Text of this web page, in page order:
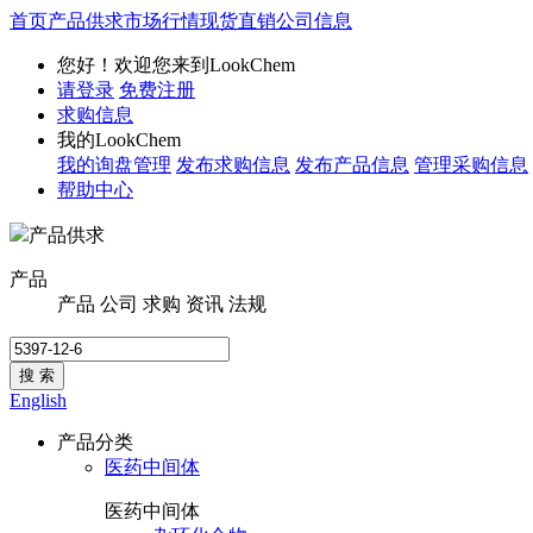
首页产品供求市场行情现货直销公司信息
您好！欢迎您来到LookChem
请登录 免费注册
求购信息
我的LookChem
我的询盘管理 发布求购信息 发布产品信息 管理采购信息
帮助中心
产品供求
产品
产品 公司 求购 资讯 法规
搜 索
English
产品分类
医药中间体
医药中间体